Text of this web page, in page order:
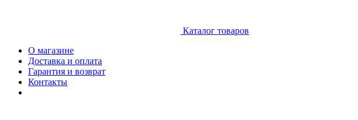
Каталог товаров
О магазине
Доставка и оплата
Гарантия и возврат
Контакты